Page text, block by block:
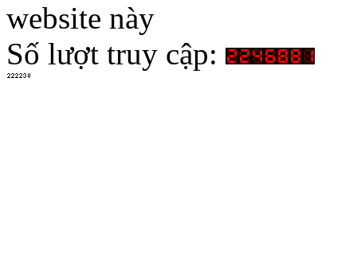
website này
Số lượt truy cập: